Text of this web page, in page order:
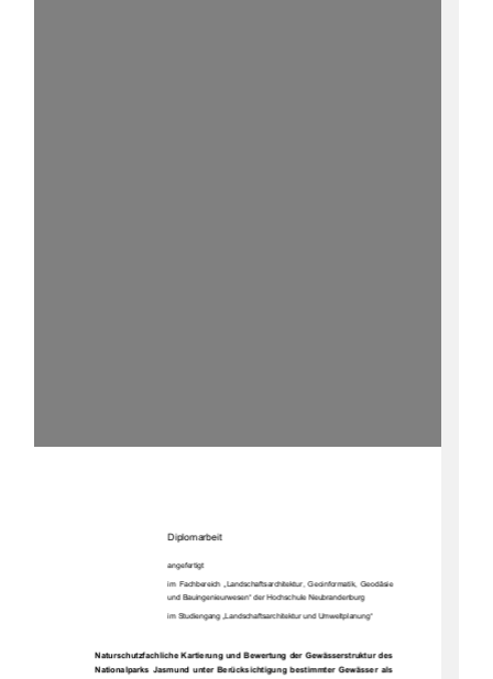
Diplomarbeit
angefertigt
im  Fachbereich  „Landschaftsarchitektur,  Geoinformatik,  Geodäsie
und Bauingenieurwesen“ der Hochschule Neubrandenburg
im Studiengang „Landschaftsarchitektur und Umweltplanung“
Naturschutzfachliche Kartierung und Bewertung der Gewässerstruktur des
Nationalparks  Jasmund  unter  Berücksichtigung  bestimmter  Gewässer  als